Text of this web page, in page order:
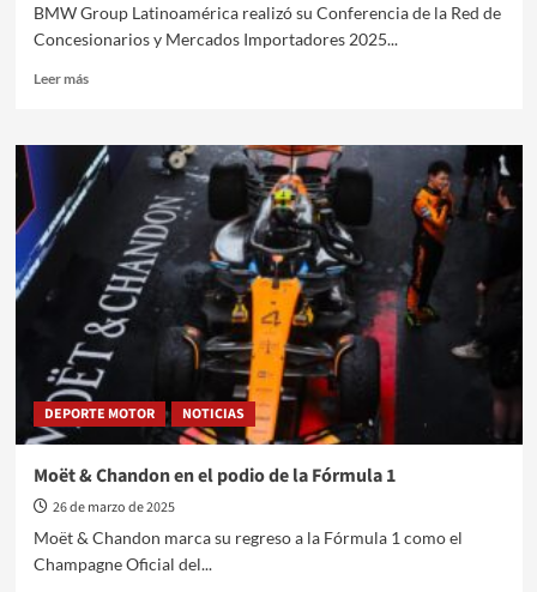
BMW Group Latinoamérica realizó su Conferencia de la Red de
Concesionarios y Mercados Importadores 2025...
Leer másLeer
AutoPremier
y
Sergio
Automóviles
premiados
por
BMW
en
Las
Vegas
DEPORTE MOTOR NOTICIAS
Moët & Chandon en el podio de la Fórmula 1
26 de marzo de 2025
Moët & Chandon marca su regreso a la Fórmula 1 como el
Champagne Oficial del...